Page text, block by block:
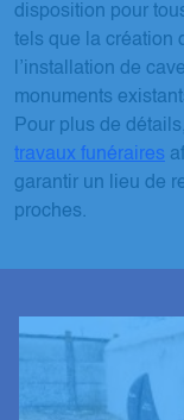
disposition pour
tels que la création
l’installation de
monuments
Pour plus de
travaux funéraires
garantir un lieu de
proches.